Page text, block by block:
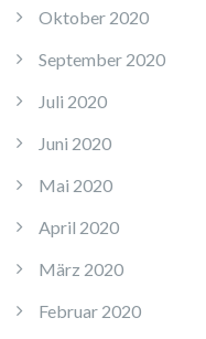
Oktober 2020
September 2020
Juli 2020
Juni 2020
Mai 2020
April 2020
März 2020
Februar 2020